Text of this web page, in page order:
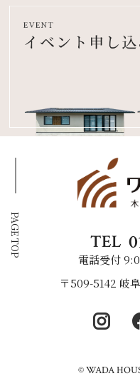
TEL
電話受付
〒509-5142 岐
© WADA
PAGE TOP